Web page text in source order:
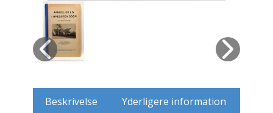
Hus / Have
Husdyr
Beskrivelse Yderligere information